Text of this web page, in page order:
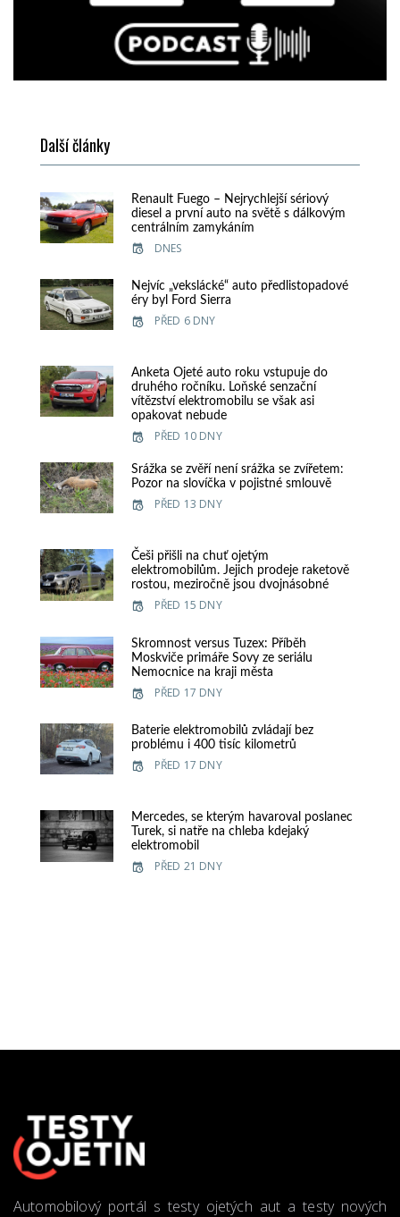
Další články
Renault Fuego – Nejrychlejší sériový
diesel a první auto na světě s dálkovým
centrálním zamykáním
DNES
Nejvíc „vekslácké“ auto předlistopadové
éry byl Ford Sierra
PŘED 6 DNY
Anketa Ojeté auto roku vstupuje do
druhého ročníku. Loňské senzační
vítězství elektromobilu se však asi
opakovat nebude
PŘED 10 DNY
Srážka se zvěří není srážka se zvířetem:
Pozor na slovíčka v pojistné smlouvě
PŘED 13 DNY
Češi přišli na chuť ojetým
elektromobilům. Jejich prodeje raketově
rostou, meziročně jsou dvojnásobné
PŘED 15 DNY
Skromnost versus Tuzex: Příběh
Moskviče primáře Sovy ze seriálu
Nemocnice na kraji města
PŘED 17 DNY
Baterie elektromobilů zvládají bez
problému i 400 tisíc kilometrů
PŘED 17 DNY
Mercedes, se kterým havaroval poslanec
Turek, si natře na chleba kdejaký
elektromobil
PŘED 21 DNY
Automobilový portál s testy ojetých aut a testy nových